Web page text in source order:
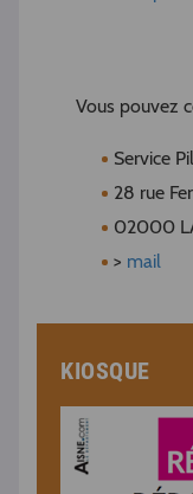
Vous pouvez
Service
28 rue
02000
> mail
KIOSQUE